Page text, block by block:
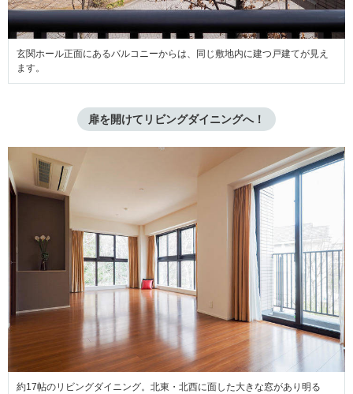
玄関ホール正面にあるバルコニーからは、同じ敷地内に建つ戸建てが見え
ます。
扉を開けてリビングダイニングへ！
約17帖のリビングダイニング。北東・北西に面した大きな窓があり明る